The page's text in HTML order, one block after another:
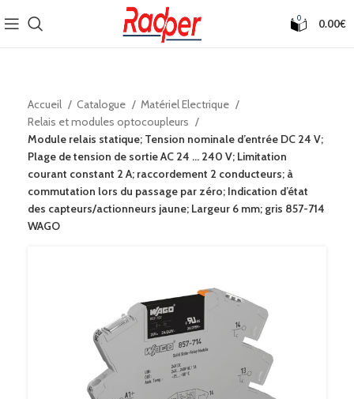
0 0.00€
Accueil Catalogue
Matériel Electrique
Relais et modules optocoupleurs
Module relais statique; Tension nominale d’entrée DC 24 V;
Plage de tension de sortie AC 24 … 240 V; Limitation
courant constant 2 A; raccordement 2 conducteurs; à
commutation lors du passage par zéro; Indication d’état
des capteurs/actionneurs jaune; Largeur 6 mm; gris 857-714
WAGO